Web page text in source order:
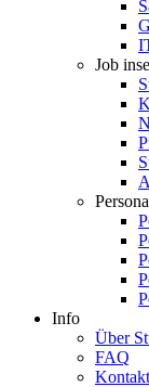
Job
Info
Über
FAQ
Kontakt